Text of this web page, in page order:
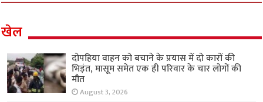
खेल
दोपहिया वाहन को बचाने के प्रयास में दो कारों की
भिड़ंत, मासूम समेत एक ही परिवार के चार लोगों की
मौत
August 3, 2026